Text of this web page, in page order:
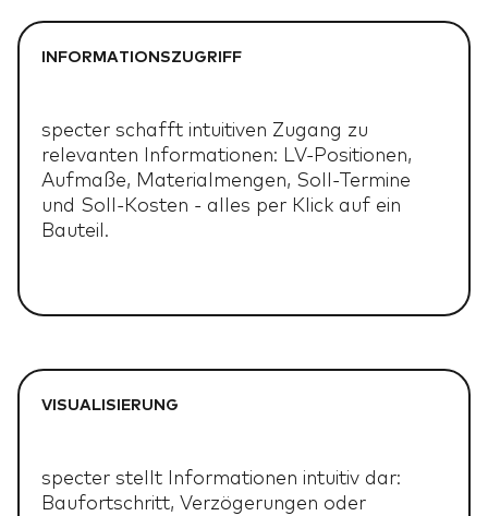
INFORMATIONSZUGRIFF
specter schafft intuitiven Zugang zu
relevanten Informationen: LV-Positionen,
Aufmaße, Materialmengen, Soll-Termine
und Soll-Kosten - alles per Klick auf ein
Bauteil.
VISUALISIERUNG
specter stellt Informationen intuitiv dar:
Baufortschritt, Verzögerungen oder